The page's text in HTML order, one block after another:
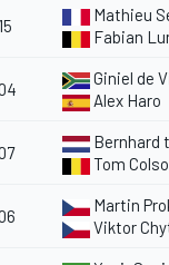
Mathieu
Fabian
Giniel de
Alex Haro
Bernhard
Tom
Martin
Viktor